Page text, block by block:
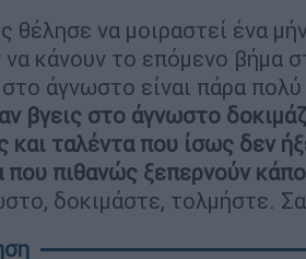
θέλησε να μοιραστεί ένα
κάνουν το επόμενο βήμα
στο άγνωστο είναι πάρα
βγεις στο άγνωστο
και ταλέντα που ίσως δεν
που πιθανώς ξεπερνούν
δοκιμάστε, τολμήστε.